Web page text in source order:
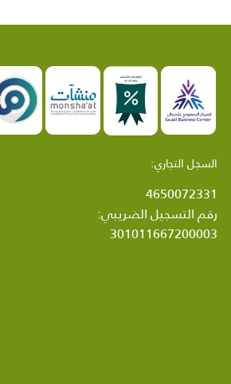
السجل التجاري:
4650072331
رقم التسجيل الضريبي:
301011667200003